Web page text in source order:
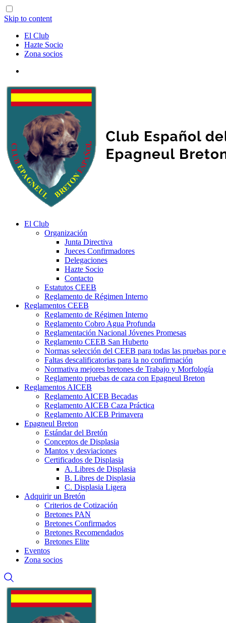
Skip to content
El Club
Hazte Socio
Zona socios
El Club
Organización
Junta Directiva
Jueces Confirmadores
Delegaciones
Hazte Socio
Contacto
Estatutos CEEB
Reglamento de Régimen Interno
Reglamentos CEEB
Reglamento de Régimen Interno
Reglamento Cobro Agua Profunda
Reglamentación Nacional Jóvenes Promesas
Reglamento CEEB San Huberto
Normas selección del CEEB para todas las pruebas por
Faltas descalificatorias para la no confirmación
Normativa mejores bretones de Trabajo y Morfología
Reglamento pruebas de caza con Epagneul Breton
Reglamentos AICEB
Reglamento AICEB Becadas
Reglamento AICEB Caza Práctica
Reglamento AICEB Primavera
Epagneul Breton
Estándar del Bretón
Conceptos de Displasia
Mantos y desviaciones
Certificados de Displasia
A. Libres de Displasia
B. Libres de Displasia
C. Displasia Ligera
Adquirir un Bretón
Criterios de Cotización
Bretones PAN
Bretones Confirmados
Bretones Recomendados
Bretones Elite
Eventos
Zona socios